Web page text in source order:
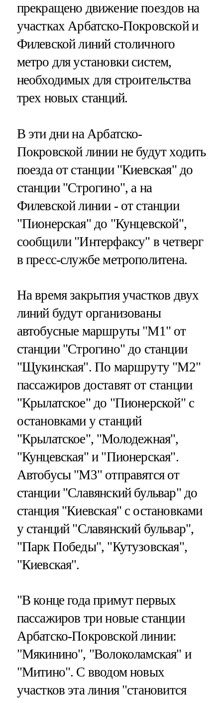
прекращено движение поездов на
участках Арбатско-Покровской и
Филевской линий столичного
метро для установки систем,
необходимых для строительства
трех новых станций.
В эти дни на Арбатско-
Покровской линии не будут ходить
поезда от станции "Киевская" до
станции "Строгино", а на
Филевской линии - от станции
"Пионерская" до "Кунцевской",
сообщили "Интерфаксу" в четверг
в пресс-службе метрополитена.
На время закрытия участков двух
линий будут организованы
автобусные маршруты "М1" от
станции "Строгино" до станции
"Щукинская". По маршруту "М2"
пассажиров доставят от станции
"Крылатское" до "Пионерской" с
остановками у станций
"Крылатское", "Молодежная",
"Кунцевская" и "Пионерская".
Автобусы "М3" отправятся от
станции "Славянский бульвар" до
станция "Киевская" с остановками
у станций "Славянский бульвар",
"Парк Победы", "Кутузовская",
"Киевская".
"В конце года примут первых
пассажиров три новые станции
Арбатско-Покровской линии:
"Мякинино", "Волоколамская" и
"Митино". С вводом новых
участков эта линия "становится